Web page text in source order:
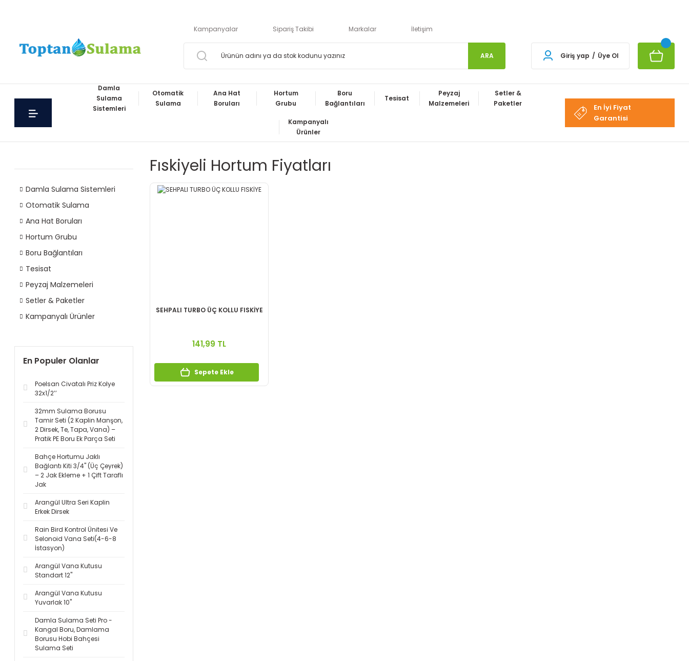
Kampanyalar Sipariş Takibi Markalar İletişim
ARA Giriş yap / Üye Ol
Damla
Sulama
Sistemleri
Otomatik
Sulama
Ana Hat
Boruları
Hortum
Grubu
Boru
Bağlantıları
Tesisat
Peyzaj
Malzemeleri
Setler &
Paketler
Kampanyalı
Ürünler
En İyi Fiyat
Garantisi
Damla Sulama Sistemleri
Otomatik Sulama
Ana Hat Boruları
Hortum Grubu
Boru Bağlantıları
Tesisat
Peyzaj Malzemeleri
Setler & Paketler
Kampanyalı Ürünler
En Populer Olanlar
Poelsan Civatalı Priz Kolye
32x1/2’’
32mm Sulama Borusu
Tamir Seti (2 Kaplin Manşon,
2 Dirsek, Te, Tapa, Vana) –
Pratik PE Boru Ek Parça Seti
Bahçe Hortumu Jaklı
Bağlantı Kiti 3/4'' (Üç Çeyrek)
– 2 Jak Ekleme + 1 Çift Taraflı
Jak
Arangül Ultra Seri Kaplin
Erkek Dirsek
Rain Bird Kontrol Ünitesi Ve
Selonoid Vana Seti(4-6-8
İstasyon)
Arangül Vana Kutusu
Standart 12''
Arangül Vana Kutusu
Yuvarlak 10''
Damla Sulama Seti Pro -
Kangal Boru, Damlama
Borusu Hobi Bahçesi
Sulama Seti
Fıskiyeli Hortum Fiyatları
SEHPALI TURBO ÜÇ KOLLU FISKİYE
141,99 TL
Sepete Ekle